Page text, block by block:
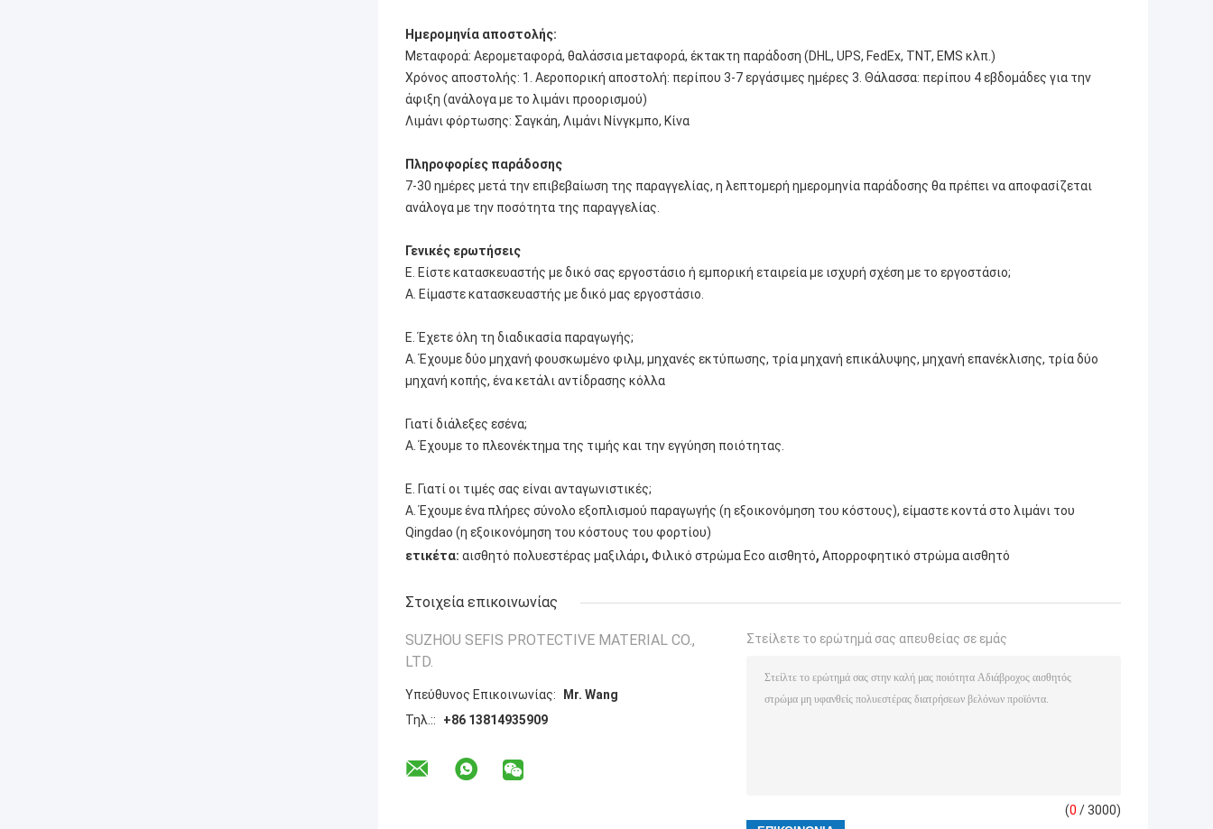
Ημερομηνία αποστολής:
Μεταφορά: Αερομεταφορά, θαλάσσια μεταφορά, έκτακτη παράδοση (DHL, UPS, FedEx, TNT, EMS κλπ.)
Χρόνος αποστολής: 1. Αεροπορική αποστολή: περίπου 3-7 εργάσιμες ημέρες 3. Θάλασσα: περίπου 4 εβδομάδες για την
άφιξη (ανάλογα με το λιμάνι προορισμού)
Λιμάνι φόρτωσης: Σαγκάη, Λιμάνι Νίνγκμπο, Κίνα
Πληροφορίες παράδοσης
7-30 ημέρες μετά την επιβεβαίωση της παραγγελίας, η λεπτομερή ημερομηνία παράδοσης θα πρέπει να αποφασίζεται
ανάλογα με την ποσότητα της παραγγελίας.
Γενικές ερωτήσεις
Ε. Είστε κατασκευαστής με δικό σας εργοστάσιο ή εμπορική εταιρεία με ισχυρή σχέση με το εργοστάσιο;
Α. Είμαστε κατασκευαστής με δικό μας εργοστάσιο.
Ε. Έχετε όλη τη διαδικασία παραγωγής;
Α. Έχουμε δύο μηχανή φουσκωμένο φιλμ, μηχανές εκτύπωσης, τρία μηχανή επικάλυψης, μηχανή επανέκλισης, τρία δύο
μηχανή κοπής, ένα κετάλι αντίδρασης κόλλα
Γιατί διάλεξες εσένα;
Α. Έχουμε το πλεονέκτημα της τιμής και την εγγύηση ποιότητας.
Ε. Γιατί οι τιμές σας είναι ανταγωνιστικές;
Α. Έχουμε ένα πλήρες σύνολο εξοπλισμού παραγωγής (η εξοικονόμηση του κόστους), είμαστε κοντά στο λιμάνι του
Qingdao (η εξοικονόμηση του κόστους του φορτίου)
ετικέτα: αισθητό πολυεστέρας μαξιλάρι, Φιλικό στρώμα Eco αισθητό, Απορροφητικό στρώμα αισθητό
Στοιχεία επικοινωνίας
SUZHOU SEFIS PROTECTIVE MATERIAL CO.,
LTD.
Υπεύθυνος Επικοινωνίας:
Mr. Wang
Τηλ.::
+86 13814935909
Στείλετε το ερώτημά σας απευθείας σε εμάς
(0 / 3000)